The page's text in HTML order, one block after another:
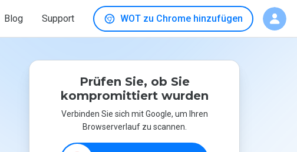
Blog Support WOT zu Chrome hinzufügen
Prüfen Sie, ob Sie
kompromittiert wurden
Verbinden Sie sich mit Google, um Ihren
Browserverlauf zu scannen.